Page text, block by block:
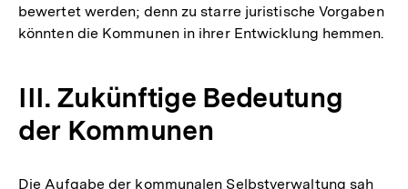
der
Fußnote
bewertet werden; denn zu starre juristische Vorgaben
könnten die Kommunen in ihrer Entwicklung hemmen.
III. Zukünftige Bedeutung
der Kommunen
Die Aufgabe der kommunalen Selbstverwaltung sah